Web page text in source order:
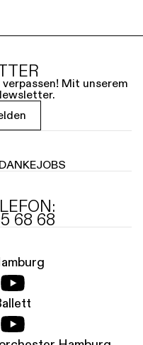
Mit unserem
DANKEJOBS
68 68